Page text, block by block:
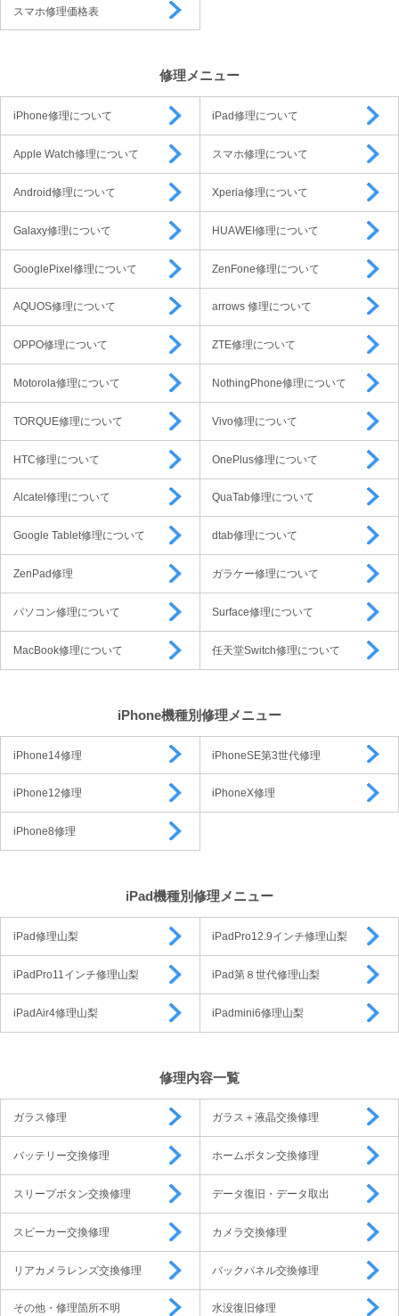
スマホ修理価格表
修理メニュー
iPhone修理について iPad修理について
Apple Watch修理について スマホ修理について
Android修理について Xperia修理について
Galaxy修理について HUAWEI修理について
GooglePixel修理について ZenFone修理について
AQUOS修理について arrows 修理について
OPPO修理について ZTE修理について
Motorola修理について NothingPhone修理について
TORQUE修理について Vivo修理について
HTC修理について OnePlus修理について
Alcatel修理について QuaTab修理について
Google Tablet修理について dtab修理について
ZenPad修理 ガラケー修理について
パソコン修理について Surface修理について
MacBook修理について 任天堂Switch修理について
iPhone機種別修理メニュー
iPhone14修理 iPhoneSE第3世代修理
iPhone12修理 iPhoneX修理
iPhone8修理
iPad機種別修理メニュー
iPad修理山梨 iPadPro12.9インチ修理山梨
iPadPro11インチ修理山梨 iPad第８世代修理山梨
iPadAir4修理山梨 iPadmini6修理山梨
修理内容一覧
ガラス修理 ガラス＋液晶交換修理
バッテリー交換修理 ホームボタン交換修理
スリープボタン交換修理 データ復旧・データ取出
スピーカー交換修理 カメラ交換修理
リアカメラレンズ交換修理 バックパネル交換修理
その他・修理箇所不明 水没復旧修理